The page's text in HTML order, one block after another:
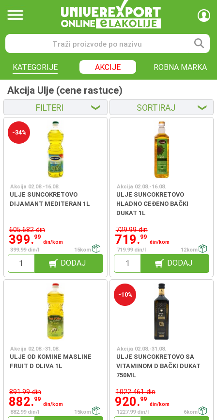
KATEGORIJE AKCIJE ROBNA MARKA
Akcija Ulje (cene rastuce)
FILTERI ❮ SORTIRAJ ❮
-34%
Akcija 02.08.-16.08.
ULJE SUNCOKRETOVO
DIJAMANT MEDITERAN 1L
605.682 din
399.99
din/kom
399.99 din/l
15kom
DODAJ
Akcija 02.08.-16.08.
ULJE SUNCOKRETOVO
HLADNO CEĐENO BAČKI
DUKAT 1L
729.99 din
719.99
din/kom
719.99 din/l
12kom
DODAJ
Akcija 02.08.-31.08.
ULJE OD KOMINE MASLINE
FRUIT D OLIVA 1L
891.99 din
882.99
din/kom
882.99 din/l
15kom
-10%
Akcija 02.08.-31.08.
ULJE SUNCOKRETOVO SA
VITAMINOM D BAČKI DUKAT
750ML
1022.461 din
920.99
din/kom
1227.99 din/l
6kom